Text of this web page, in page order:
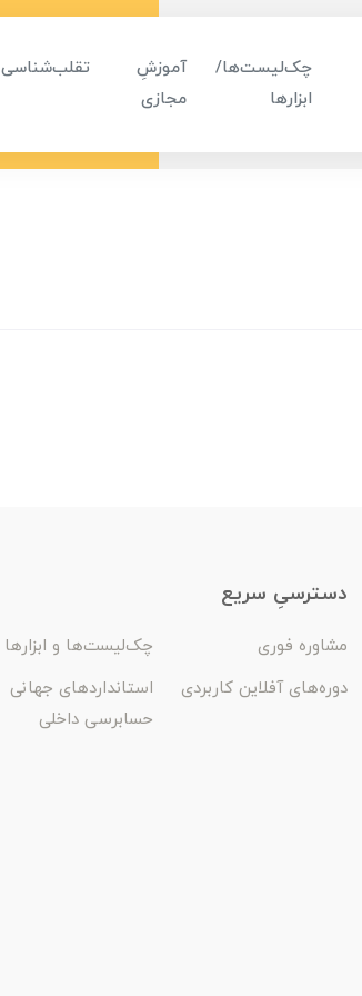
چک‌لیست‌ها/
ابزارها
آموزشِ
مجازی
تقلب‌شناسی
دسترسیِ سریع
مشاوره فوری
چک‌لیست‌ها و ابزارها
دوره‌های آفلاین کاربردی
استانداردهای جهانی
حسابرسی داخلی